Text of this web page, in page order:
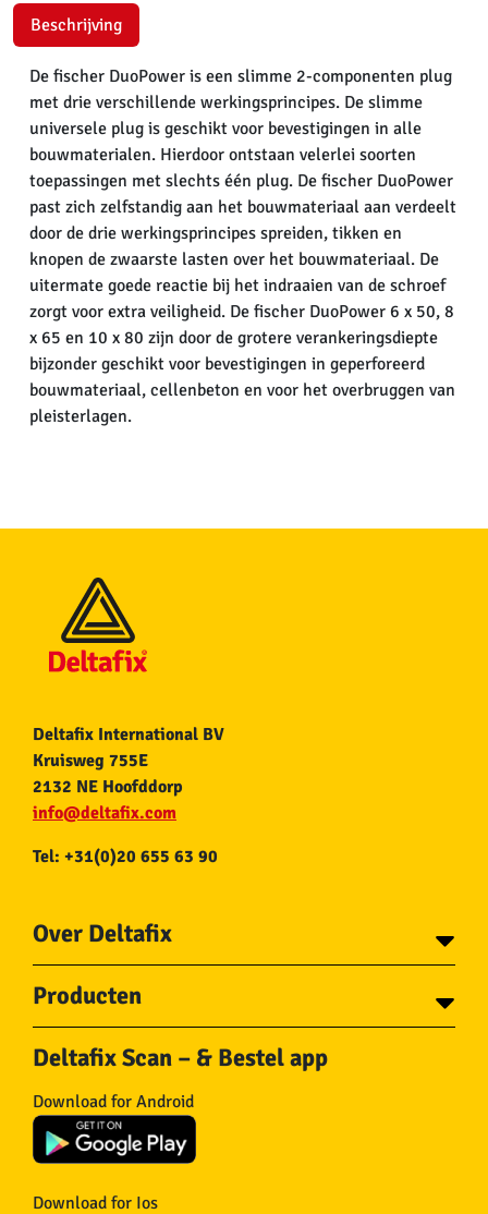
Beschrijving
De fischer DuoPower is een slimme 2-componenten plug
met drie verschillende werkingsprincipes. De slimme
universele plug is geschikt voor bevestigingen in alle
bouwmaterialen. Hierdoor ontstaan velerlei soorten
toepassingen met slechts één plug. De fischer DuoPower
past zich zelfstandig aan het bouwmateriaal aan verdeelt
door de drie werkingsprincipes spreiden, tikken en
knopen de zwaarste lasten over het bouwmateriaal. De
uitermate goede reactie bij het indraaien van de schroef
zorgt voor extra veiligheid. De fischer DuoPower 6 x 50, 8
x 65 en 10 x 80 zijn door de grotere verankeringsdiepte
bijzonder geschikt voor bevestigingen in geperforeerd
bouwmateriaal, cellenbeton en voor het overbruggen van
pleisterlagen.
Deltafix International BV
Kruisweg 755E
2132 NE Hoofddorp
info@deltafix.com
Tel: +31(0)20 655 63 90
Over Deltafix
Voor gemeentes
Over Deltafix
Producten
Schroeven
Bouten
Draadnagels
Pluggen
Beslag
Haken
Ketting en Toebehoren
Deltafix Scan – & Bestel app
Download for Android
Download for Ios